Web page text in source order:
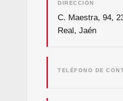
DIRECCIÓN
C. Maestra, 94,
Real, Jaén
TELÉFONO DE